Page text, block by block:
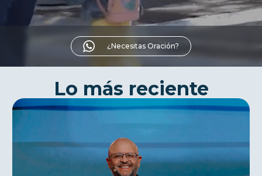
¿Necesitas Oración?
Lo más reciente